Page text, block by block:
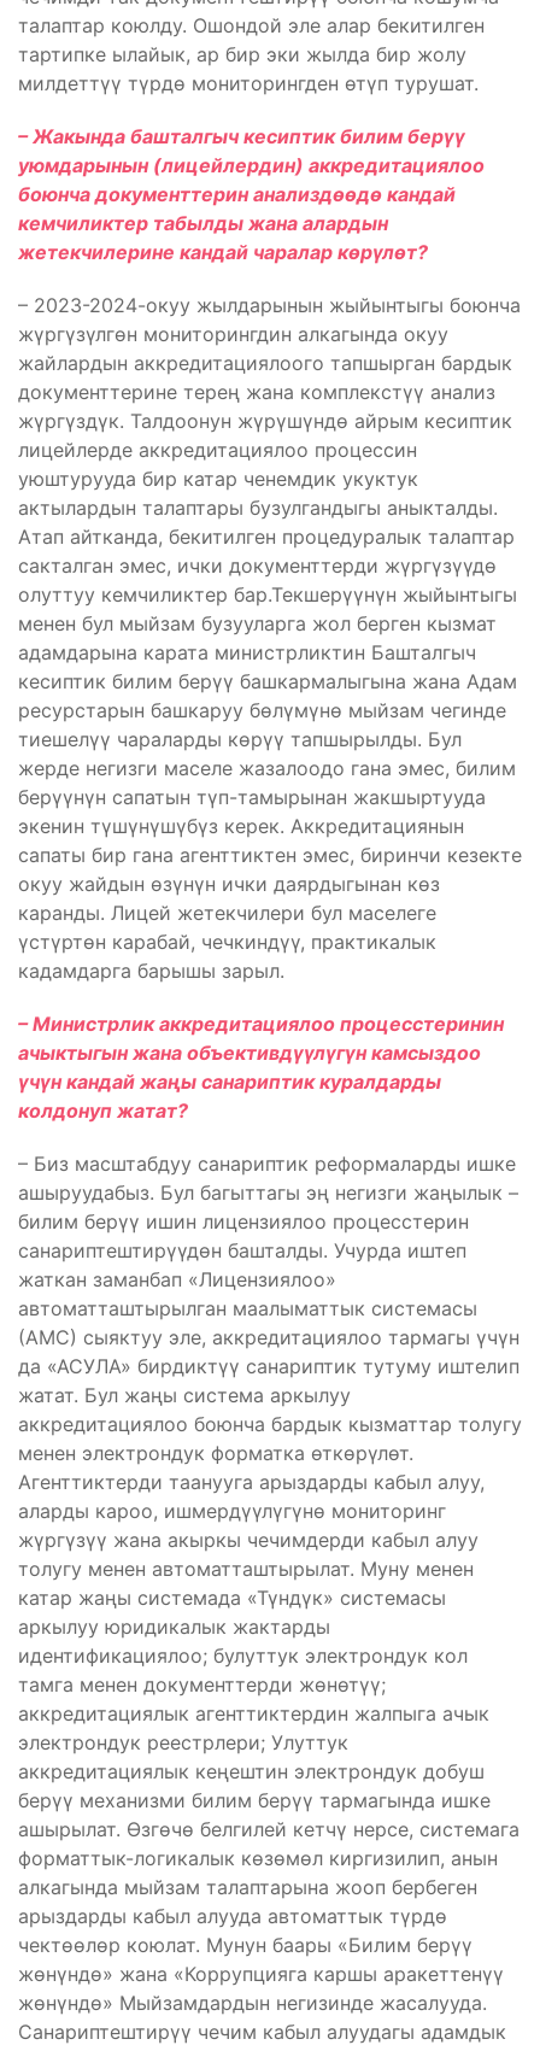
талаптар коюлду. Ошондой эле алар бекитилген
тартипке ылайык, ар бир эки жылда бир жолу
милдеттүү түрдө мониторингден өтүп турушат.
– Жакында башталгыч кесиптик билим берүү
уюмдарынын (лицейлердин) аккредитациялоо
боюнча документтерин анализдөөдө кандай
кемчиликтер табылды жана алардын
жетекчилерине кандай чаралар көрүлөт?
– 2023-2024-окуу жылдарынын жыйынтыгы боюнча
жүргүзүлгөн мониторингдин алкагында окуу
жайлардын аккредитациялоого тапшырган бардык
документтерине терең жана комплекстүү анализ
жүргүздүк. Талдоонун жүрүшүндө айрым кесиптик
лицейлерде аккредитациялоо процессин
уюштурууда бир катар ченемдик укуктук
актылардын талаптары бузулгандыгы аныкталды.
Атап айтканда, бекитилген процедуралык талаптар
сакталган эмес, ички документтерди жүргүзүүдө
олуттуу кемчиликтер бар.Текшерүүнүн жыйынтыгы
менен бул мыйзам бузууларга жол берген кызмат
адамдарына карата министрликтин Башталгыч
кесиптик билим берүү башкармалыгына жана Адам
ресурстарын башкаруу бөлүмүнө мыйзам чегинде
тиешелүү чараларды көрүү тапшырылды. Бул
жерде негизги маселе жазалоодо гана эмес, билим
берүүнүн сапатын түп-тамырынан жакшыртууда
экенин түшүнүшүбүз керек. Аккредитациянын
сапаты бир гана агенттиктен эмес, биринчи кезекте
окуу жайдын өзүнүн ички даярдыгынан көз
каранды. Лицей жетекчилери бул маселеге
үстүртөн карабай, чечкиндүү, практикалык
кадамдарга барышы зарыл.
– Министрлик аккредитациялоо процесстеринин
ачыктыгын жана объективдүүлүгүн камсыздоо
үчүн кандай жаңы санариптик куралдарды
колдонуп жатат?
– Биз масштабдуу санариптик реформаларды ишке
ашыруудабыз. Бул багыттагы эң негизги жаңылык –
билим берүү ишин лицензиялоо процесстерин
санариптештирүүдөн башталды. Учурда иштеп
жаткан заманбап «Лицензиялоо»
автоматташтырылган маалыматтык системасы
(АМС) сыяктуу эле, аккредитациялоо тармагы үчүн
да «АСУЛА» бирдиктүү санариптик тутуму иштелип
жатат. Бул жаңы система аркылуу
аккредитациялоо боюнча бардык кызматтар толугу
менен электрондук форматка өткөрүлөт.
Агенттиктерди таанууга арыздарды кабыл алуу,
аларды кароо, ишмердүүлүгүнө мониторинг
жүргүзүү жана акыркы чечимдерди кабыл алуу
толугу менен автоматташтырылат. Муну менен
катар жаңы системада «Түндүк» системасы
аркылуу юридикалык жактарды
идентификациялоо; булуттук электрондук кол
тамга менен документтерди жөнөтүү;
аккредитациялык агенттиктердин жалпыга ачык
электрондук реестрлери; Улуттук
аккредитациялык кеңештин электрондук добуш
берүү механизми билим берүү тармагында ишке
ашырылат. Өзгөчө белгилей кетчү нерсе, системага
форматтык-логикалык көзөмөл киргизилип, анын
алкагында мыйзам талаптарына жооп бербеген
арыздарды кабыл алууда автоматтык түрдө
чектөөлөр коюлат. Мунун баары «Билим берүү
жөнүндө» жана «Коррупцияга каршы аракеттенүү
жөнүндө» Мыйзамдардын негизинде жасалууда.
Санариптештирүү чечим кабыл алуудагы адамдык